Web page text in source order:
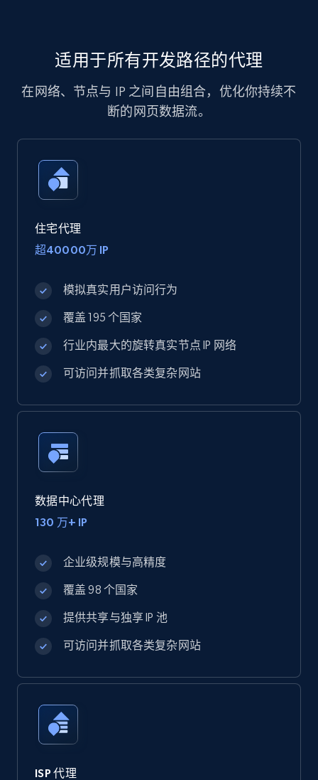
适用于所有开发路径的代理
在网络、节点与 IP 之间自由组合，优化你持续不
断的网页数据流。
住宅代理
超40000万 IP
模拟真实用户访问行为
覆盖 195 个国家
行业内最大的旋转真实节点 IP 网络
可访问并抓取各类复杂网站
数据中心代理
130 万+ IP
企业级规模与高精度
覆盖 98 个国家
提供共享与独享 IP 池
可访问并抓取各类复杂网站
ISP 代理